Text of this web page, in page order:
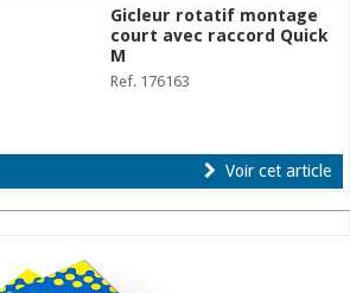
Gicleur rotatif montage
court avec raccord Quick
M
Ref. 176163
Voir cet article